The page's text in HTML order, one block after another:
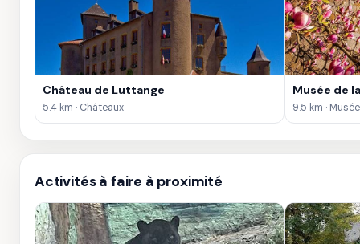
Château de Luttange
5.4 km · Châteaux
Musée de
9.5 km ·
Activités à faire à proximité